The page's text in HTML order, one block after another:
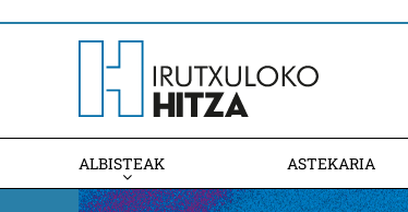
ALBISTEAK ASTEKARIA